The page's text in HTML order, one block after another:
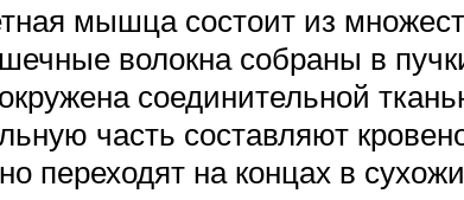
мышца состоит из
волокна собраны в
соединительной
часть составляют
переходят на концах в